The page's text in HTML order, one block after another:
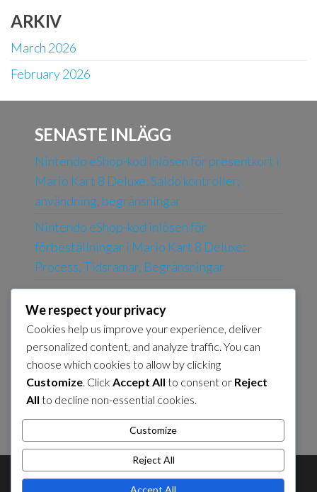
ARKIV
March 2026
February 2026
SENASTE INLÄGG
Nintendo eShop-kod inlösen för presentkort i
Mario Kart 8 Deluxe: Saldo kontroller,
användning, begränsningar
Nintendo eShop-kod inlösen för
förbeställningar i Mario Kart 8 Deluxe:
Process, Tidsramar, Begränsningar
Nintendo eShop-kod inlösenmetoder för
Mario Kart 8 Deluxe: Online, I butik, Mobil
Bekräftelse av ansökan om Booster Course
Pass: Kvitto, E-post, Kontroll av konto
Min Nintendo Belöningsinlösen för
Speluppgraderingar: Process, Berättigande,
Villkor
About Us Contact Us Cookie Policy
We respect your privacy
Cookies help us improve your experience, deliver
personalized content, and analyze traffic. You can
choose which cookies to allow by clicking
Customize. Click Accept All to consent or Reject
All to decline non-essential cookies.
Customize
Reject All
Accept All